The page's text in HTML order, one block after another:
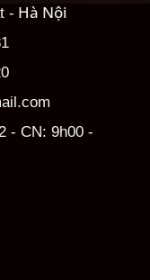
- Hà Nội
- CN: 9h00 -